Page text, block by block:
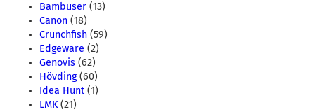
Bambuser (13)
Canon (18)
Crunchfish (59)
Edgeware (2)
Genovis (62)
Hövding(60)
Idea Hunt (1)
LMK(21)